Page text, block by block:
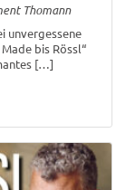
Thomann
unvergessene
bis Rössl“
[…]